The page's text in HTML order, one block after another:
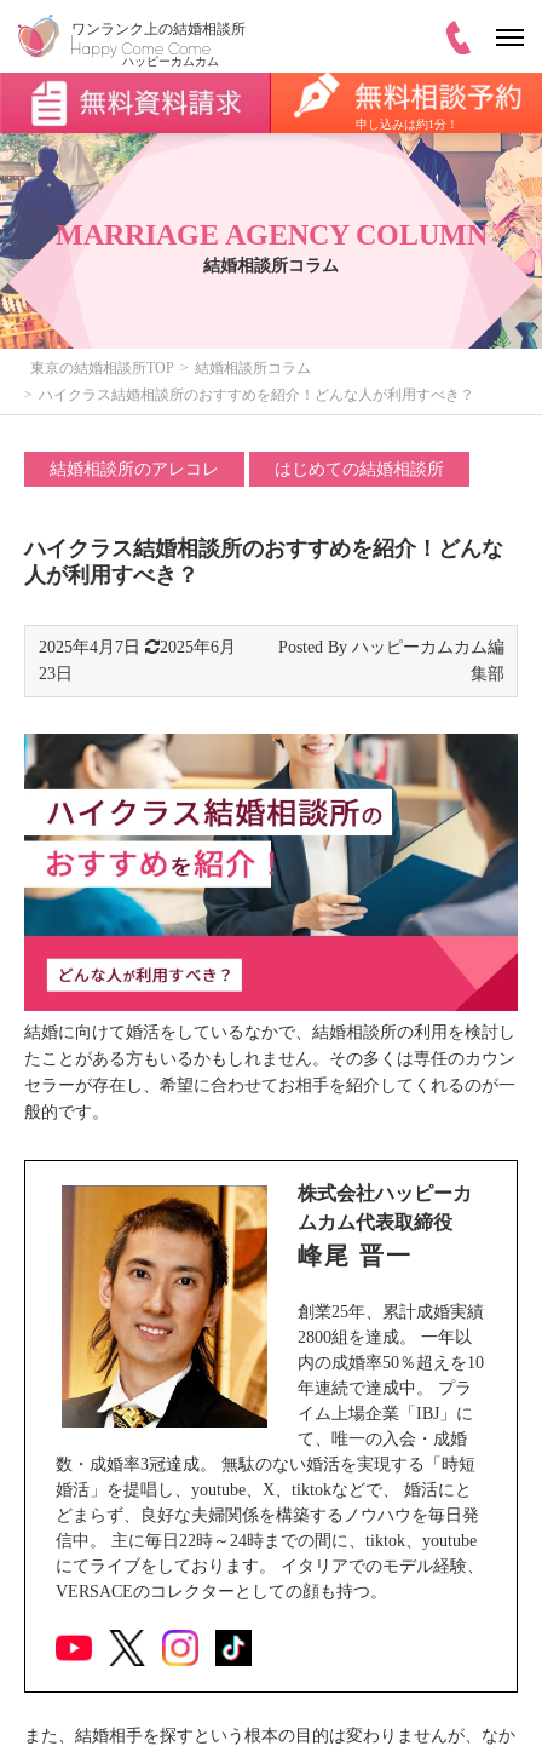
申し込みは約1分！
MARRIAGE AGENCY COLUMN
結婚相談所コラム
東京の結婚相談所TOP
結婚相談所コラム
ハイクラス結婚相談所のおすすめを紹介！どんな人が利用すべき？
結婚相談所のアレコレ はじめての結婚相談所
ハイクラス結婚相談所のおすすめを紹介！どんな
人が利用すべき？
2025年4月7日
2025年6月
23日
結婚に向けて婚活をしているなかで、結婚相談所の利用を検討し
たことがある方もいるかもしれません。その多くは専任のカウン
セラーが存在し、希望に合わせてお相手を紹介してくれるのが一
般的です。
株式会社ハッピーカ
ムカム代表取締役
峰尾 晋一
創業25年、累計成婚実績
2800組を達成。 一年以
内の成婚率50％超えを10
年連続で達成中。 プラ
イム上場企業「IBJ」に
て、唯一の入会・成婚
数・成婚率3冠達成。 無駄のない婚活を実現する「時短
婚活」を提唱し、youtube、X、tiktokなどで、 婚活にと
どまらず、良好な夫婦関係を構築するノウハウを毎日発
信中。 主に毎日22時～24時までの間に、tiktok、youtube
にてライブをしております。 イタリアでのモデル経験、
VERSACEのコレクターとしての顔も持つ。
また、結婚相手を探すという根本の目的は変わりませんが、なか